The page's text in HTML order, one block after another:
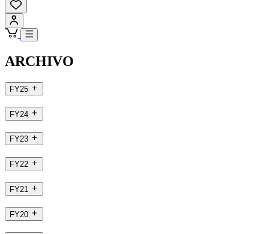
ARCHIVO
FY25
FY24
FY23
FY22
FY21
FY20